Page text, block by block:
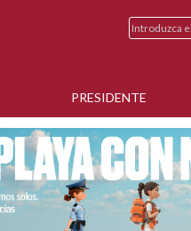
PRESIDENTE